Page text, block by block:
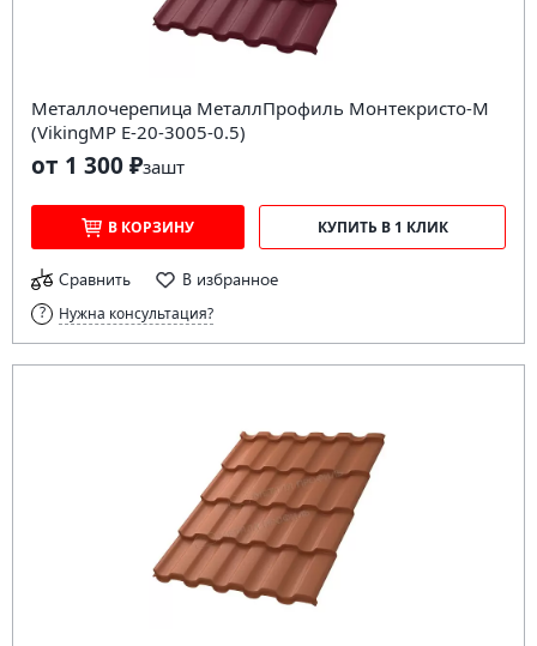
Металлочерепица МеталлПрофиль Монтекристо-M
(VikingMP E-20-3005-0.5)
от 1 300 ₽зашт
В КОРЗИНУ КУПИТЬ В 1 КЛИК
Сравнить В избранное
Нужна консультация?